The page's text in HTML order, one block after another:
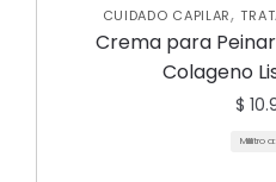
CUIDADO CAPILAR,
Crema para
Colageno
$
Mililitro a: